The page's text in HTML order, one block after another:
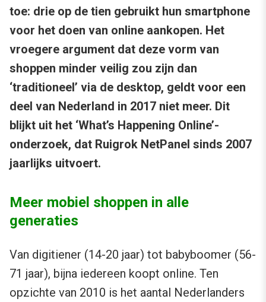
toe: drie op de tien gebruikt hun smartphone
voor het doen van online aankopen. Het
vroegere argument dat deze vorm van
shoppen minder veilig zou zijn dan
‘traditioneel’ via de desktop, geldt voor een
deel van Nederland in 2017 niet meer. Dit
blijkt uit het ‘What’s Happening Online’-
onderzoek, dat Ruigrok NetPanel sinds 2007
jaarlijks uitvoert.
Meer mobiel shoppen in alle
generaties
Van digitiener (14-20 jaar) tot babyboomer (56-
71 jaar), bijna iedereen koopt online. Ten
opzichte van 2010 is het aantal Nederlanders